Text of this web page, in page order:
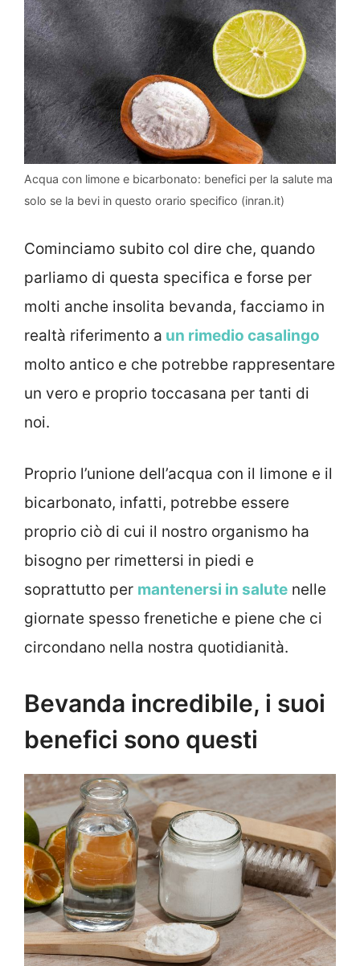
Acqua con limone e bicarbonato: benefici per la salute ma
solo se la bevi in questo orario specifico (inran.it)
Cominciamo subito col dire che, quando
parliamo di questa specifica e forse per
molti anche insolita bevanda, facciamo in
realtà riferimento a un rimedio casalingo
molto antico e che potrebbe rappresentare
un vero e proprio toccasana per tanti di
noi.
Proprio l’unione dell’acqua con il limone e il
bicarbonato, infatti, potrebbe essere
proprio ciò di cui il nostro organismo ha
bisogno per rimettersi in piedi e
soprattutto per mantenersi in salute nelle
giornate spesso frenetiche e piene che ci
circondano nella nostra quotidianità.
Bevanda incredibile, i suoi
benefici sono questi